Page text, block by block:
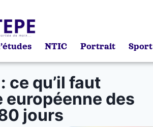
NTIC Portrait Sport
ce qu’il faut
européenne des
jours